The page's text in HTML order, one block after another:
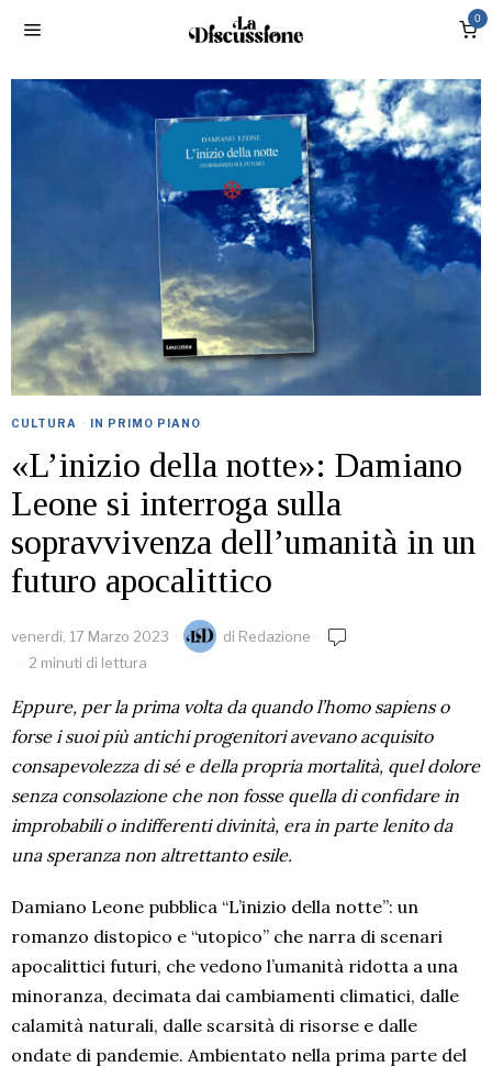
0
CULTURA · IN PRIMO PIANO
«L’inizio della notte»: Damiano
Leone si interroga sulla
sopravvivenza dell’umanità in un
futuro apocalittico
venerdì, 17 Marzo 2023 di Redazione
2 minuti di lettura
Eppure, per la prima volta da quando l’homo sapiens o
forse i suoi più antichi progenitori avevano acquisito
consapevolezza di sé e della propria mortalità, quel dolore
senza consolazione che non fosse quella di confidare in
improbabili o indifferenti divinità, era in parte lenito da
una speranza non altrettanto esile.
Damiano Leone pubblica “L’inizio della notte”: un
romanzo distopico e “utopico” che narra di scenari
apocalittici futuri, che vedono l’umanità ridotta a una
minoranza, decimata dai cambiamenti climatici, dalle
calamità naturali, dalle scarsità di risorse e dalle
ondate di pandemie. Ambientato nella prima parte del